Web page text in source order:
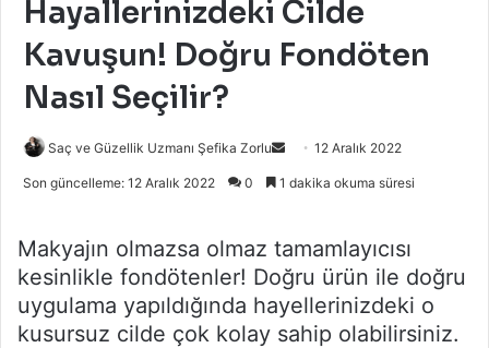
Hayallerinizdeki Cilde
Kavuşun! Doğru Fondöten
Nasıl Seçilir?
Saç ve Güzellik Uzmanı Şefika Zorlu
Bir
12 Aralık 2022
Son güncelleme: 12 Aralık 2022 0 1 dakika okuma süresi
Makyajın olmazsa olmaz tamamlayıcısı
kesinlikle fondötenler! Doğru ürün ile doğru
uygulama yapıldığında hayellerinizdeki o
kusursuz cilde çok kolay sahip olabilirsiniz.